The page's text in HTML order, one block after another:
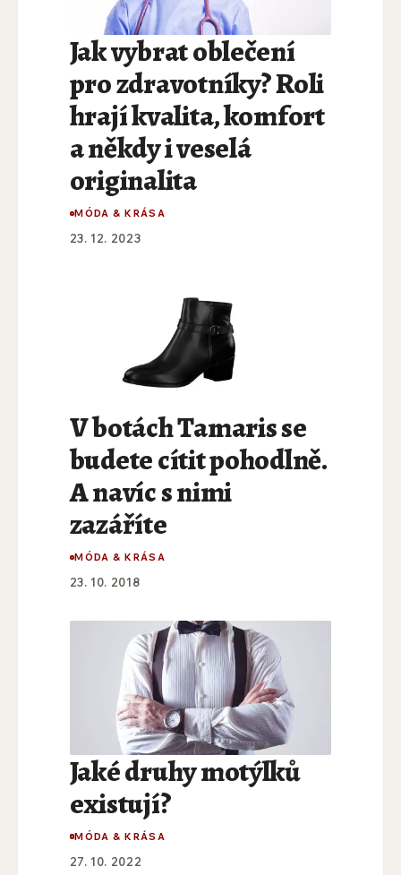
Jak vybrat oblečení
pro zdravotníky? Roli
hrají kvalita, komfort
a někdy i veselá
originalita
MÓDA & KRÁSA
23. 12. 2023
V botách Tamaris se
budete cítit pohodlně.
A navíc s nimi
zazáříte
MÓDA & KRÁSA
23. 10. 2018
Jaké druhy motýlků
existují?
MÓDA & KRÁSA
27. 10. 2022